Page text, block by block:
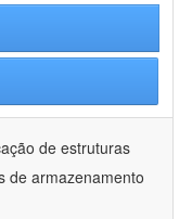
de estruturas
de armazenamento